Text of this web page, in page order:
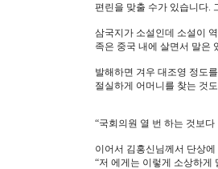
편린을 맞출 수가 있습니다.
삼국지가 소설인데 소설이
족은 중국 내에 살면서 말은
발해하면 겨우 대조영 정도
절실하게 어머니를 찾는 것
“국회의원 열 번 하는 것보
이어서 김홍신님께서 단상에
“저 에게는 이렇게 소상하게